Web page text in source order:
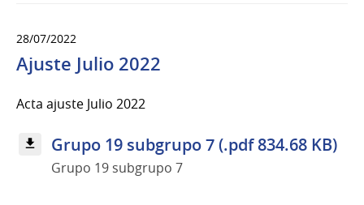
28/07/2022
Ajuste Julio 2022
Acta ajuste Julio 2022
Grupo 19 subgrupo 7 (.pdf 834.68 KB)
Grupo 19 subgrupo 7